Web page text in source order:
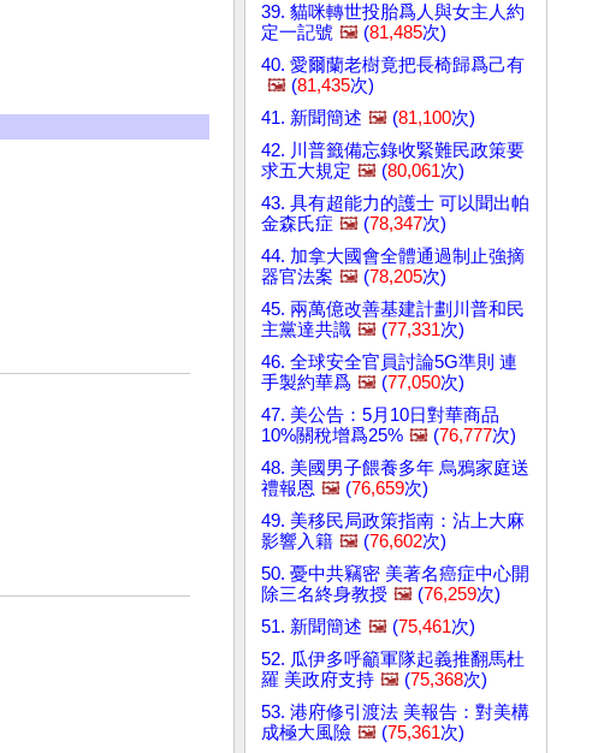
39. 貓咪轉世投胎爲人與女主人約
定一記號 🖼️ (81,485次)
40. 愛爾蘭老樹竟把長椅歸爲己有
🖼️ (81,435次)
41. 新聞簡述 🖼️ (81,100次)
42. 川普籤備忘錄收緊難民政策要
求五大規定 🖼️ (80,061次)
43. 具有超能力的護士 可以聞出帕
金森氏症 🖼️ (78,347次)
44. 加拿大國會全體通過制止強摘
器官法案 🖼️ (78,205次)
45. 兩萬億改善基建計劃川普和民
主黨達共識 🖼️ (77,331次)
46. 全球安全官員討論5G準則 連
手製約華爲 🖼️ (77,050次)
47. 美公告：5月10日對華商品
10%關稅增爲25% 🖼️ (76,777次)
48. 美國男子餵養多年 烏鴉家庭送
禮報恩 🖼️ (76,659次)
49. 美移民局政策指南：沾上大麻
影響入籍 🖼️ (76,602次)
50. 憂中共竊密 美著名癌症中心開
除三名終身教授 🖼️ (76,259次)
51. 新聞簡述 🖼️ (75,461次)
52. 瓜伊多呼籲軍隊起義推翻馬杜
羅 美政府支持 🖼️ (75,368次)
53. 港府修引渡法 美報告：對美構
成極大風險 🖼️ (75,361次)